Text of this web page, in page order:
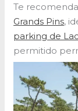
Te
Grands Pins,
parking de
permitido